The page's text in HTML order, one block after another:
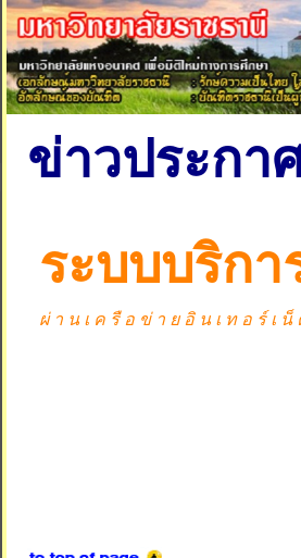
ข่าวประกา
ระบบบริก
ผ่ า น เ ค รื อ ข่ า ย อิ น เ ท อ ร์ เ น็